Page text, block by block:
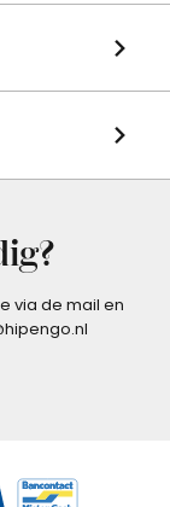
via de mail en